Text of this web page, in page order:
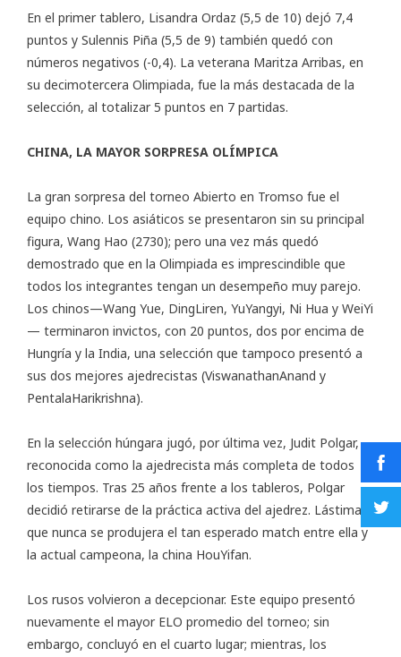
En el primer tablero, Lisandra Ordaz (5,5 de 10) dejó 7,4
puntos y Sulennis Piña (5,5 de 9) también quedó con
números negativos (-0,4). La veterana Maritza Arribas, en
su decimotercera Olimpiada, fue la más destacada de la
selección, al totalizar 5 puntos en 7 partidas.
CHINA, LA MAYOR SORPRESA OLÍMPICA
La gran sorpresa del torneo Abierto en Tromso fue el
equipo chino. Los asiáticos se presentaron sin su principal
figura, Wang Hao (2730); pero una vez más quedó
demostrado que en la Olimpiada es imprescindible que
todos los integrantes tengan un desempeño muy parejo.
Los chinos—Wang Yue, DingLiren, YuYangyi, Ni Hua y WeiYi
— terminaron invictos, con 20 puntos, dos por encima de
Hungría y la India, una selección que tampoco presentó a
sus dos mejores ajedrecistas (ViswanathanAnand y
PentalaHarikrishna).
En la selección húngara jugó, por última vez, Judit Polgar,
reconocida como la ajedrecista más completa de todos
los tiempos. Tras 25 años frente a los tableros, Polgar
decidió retirarse de la práctica activa del ajedrez. Lástima
que nunca se produjera el tan esperado match entre ella y
la actual campeona, la china HouYifan.
Los rusos volvieron a decepcionar. Este equipo presentó
nuevamente el mayor ELO promedio del torneo; sin
embargo, concluyó en el cuarto lugar; mientras, los